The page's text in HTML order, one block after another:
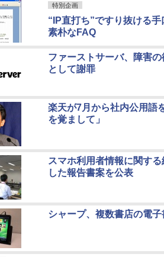
特別企画
“IP直打ち”ですり抜ける
素朴なFAQ
ファーストサーバ、障害
として謝罪
楽天が7月から社内公用語
を覚まして」
スマホ利用者情報に関す
した報告書案を公表
シャープ、複数書店の電